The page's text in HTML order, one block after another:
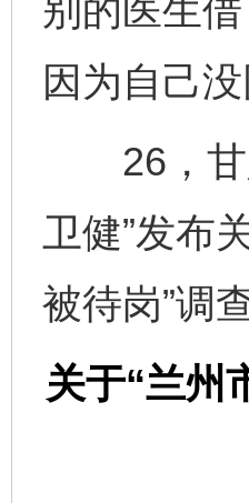
别的医生
因为自己
26，甘
卫健”发布
被待岗”调
关于“兰州